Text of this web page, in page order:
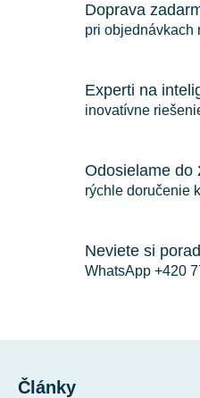
Doprava
pri objednávkach
Experti na
inovatívne
Odosielame do
rýchle doručenie
Neviete si
WhatsApp +420
Články